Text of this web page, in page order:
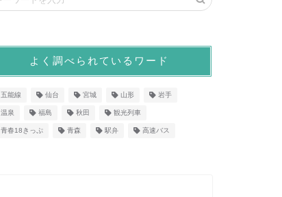
よく調べられているワード
五能線 仙台 宮城 山形 岩手
温泉 福島 秋田 観光列車
青春18きっぷ 青森 駅弁 高速バス